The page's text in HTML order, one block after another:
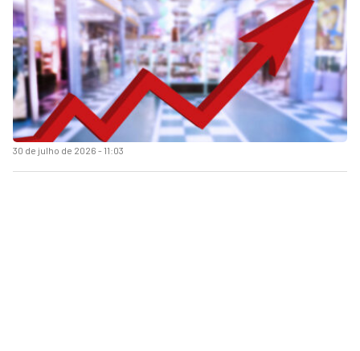
30 de julho de 2026 - 11:03